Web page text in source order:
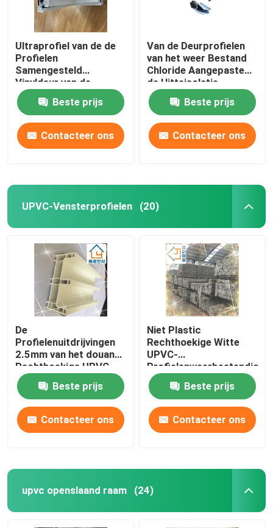
Ultraprofiel van de de
Profielen
Samengesteld
Vinyldeur van de
Prestatiesupvc Deur
1.5mm - 3mm
Beste prijs
Contacteer ons
Van de Deurprofielen
van het weer Bestand
Chloride Aangepaste
de Hitteisolatie
Beste prijs
Contacteer ons
UPVC-Vensterprofielen (20)
De
Profielenuitdrijvingen
2.5mm van het douane
Rechthoekige UPVC
Venster Dikte
Beste prijs
Contacteer ons
Niet Plastic
Rechthoekige Witte
UPVC-
Beste prijs
Contacteer ons
upvc openslaand raam (24)